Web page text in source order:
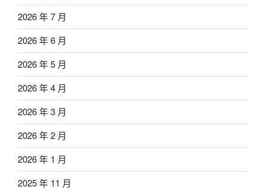
2026 年 7 月
2026 年 6 月
2026 年 5 月
2026 年 4 月
2026 年 3 月
2026 年 2 月
2026 年 1 月
2025 年 11 月